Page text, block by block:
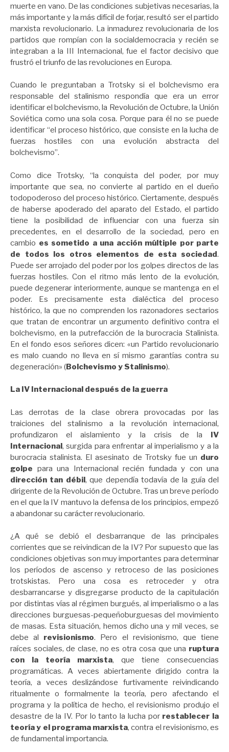
muerte en vano. De las condiciones subjetivas necesarias, la
más importante y la más difícil de forjar, resultó ser el partido
marxista revolucionario. La inmadurez revolucionaria de los
partidos que rompían con la socialdemocracia y recién se
integraban a la III Internacional, fue el factor decisivo que
frustró el triunfo de las revoluciones en Europa.
Cuando le preguntaban a Trotsky si el bolchevismo era
responsable del stalinismo respondía que era un error
identificar el bolchevismo, la Revolución de Octubre, la Unión
Soviética como una sola cosa. Porque para él no se puede
identificar “el proceso histórico, que consiste en la lucha de
fuerzas hostiles con una evolución abstracta del
bolchevismo”.
Como dice Trotsky, “la conquista del poder, por muy
importante que sea, no convierte al partido en el dueño
todopoderoso del proceso histórico. Ciertamente, después
de haberse apoderado del aparato del Estado, el partido
tiene la posibilidad de influenciar con una fuerza sin
precedentes, en el desarrollo de la sociedad, pero en
cambio es sometido a una acción múltiple por parte
de todos los otros elementos de esta sociedad.
Puede ser arrojado del poder por los golpes directos de las
fuerzas hostiles. Con el ritmo más lento de la evolución,
puede degenerar interiormente, aunque se mantenga en el
poder. Es precisamente esta dialéctica del proceso
histórico, la que no comprenden los razonadores sectarios
que tratan de encontrar un argumento definitivo contra el
bolchevismo, en la putrefacción de la burocracia Stalinista.
En el fondo esos señores dicen: «un Partido revolucionario
es malo cuando no lleva en sí mismo garantías contra su
degeneración» (Bolchevismo y Stalinismo).
La IV Internacional después de la guerra
Las derrotas de la clase obrera provocadas por las
traiciones del stalinismo a la revolución internacional,
profundizaron el aislamiento y la crisis de la IV
Internacional, surgida para enfrentar al imperialismo y a la
burocracia stalinista. El asesinato de Trotsky fue un duro
golpe para una Internacional recién fundada y con una
dirección tan débil, que dependía todavía de la guía del
dirigente de la Revolución de Octubre. Tras un breve período
en el que la IV mantuvo la defensa de los principios, empezó
a abandonar su carácter revolucionario.
¿A qué se debió el desbarranque de las principales
corrientes que se reivindican de la IV? Por supuesto que las
condiciones objetivas son muy importantes para determinar
los períodos de ascenso y retroceso de las posiciones
trotskistas. Pero una cosa es retroceder y otra
desbarrancarse y disgregarse producto de la capitulación
por distintas vías al régimen burgués, al imperialismo o a las
direcciones burguesas-pequeñoburguesas del movimiento
de masas. Esta situación, hemos dicho una y mil veces, se
debe al revisionismo. Pero el revisionismo, que tiene
raíces sociales, de clase, no es otra cosa que una ruptura
con la teoría marxista, que tiene consecuencias
programáticas. A veces abiertamente dirigido contra la
teoría, a veces deslizándose furtivamente reivindicando
ritualmente o formalmente la teoría, pero afectando el
programa y la política de hecho, el revisionismo produjo el
desastre de la IV. Por lo tanto la lucha por restablecer la
teoría y el programa marxista, contra el revisionismo, es
de fundamental importancia.